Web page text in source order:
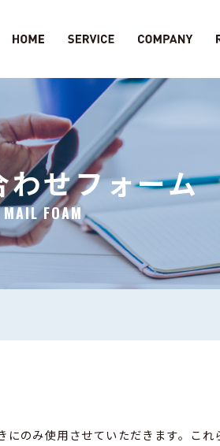
わせフォーム
MAIL FOAM
のみ使用させていただきます。こ